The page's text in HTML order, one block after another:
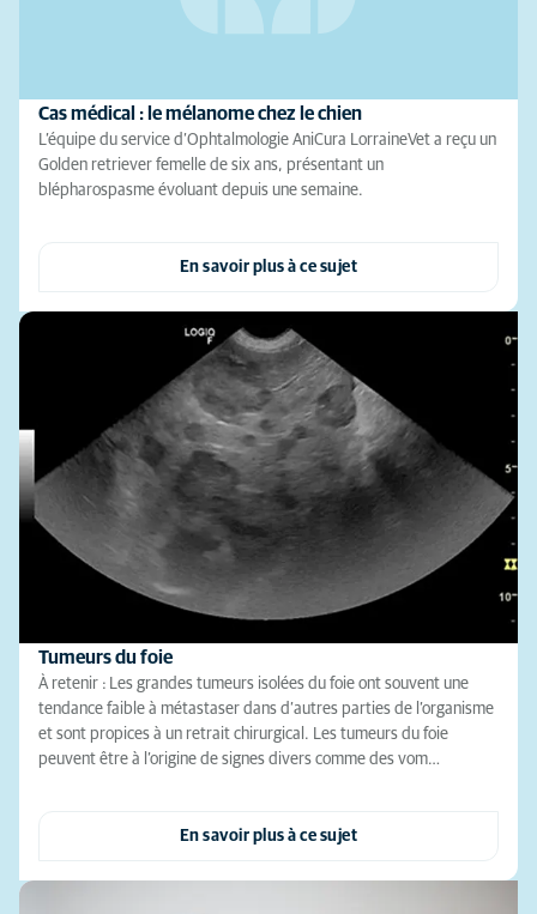
Cas médical : le mélanome chez le chien
L’équipe du service d’Ophtalmologie AniCura LorraineVet a reçu un
Golden retriever femelle de six ans, présentant un
blépharospasme évoluant depuis une semaine.
En savoir plus à ce sujet
Tumeurs du foie
À retenir : Les grandes tumeurs isolées du foie ont souvent une
tendance faible à métastaser dans d’autres parties de l’organisme
et sont propices à un retrait chirurgical. Les tumeurs du foie
peuvent être à l’origine de signes divers comme des vom…
En savoir plus à ce sujet